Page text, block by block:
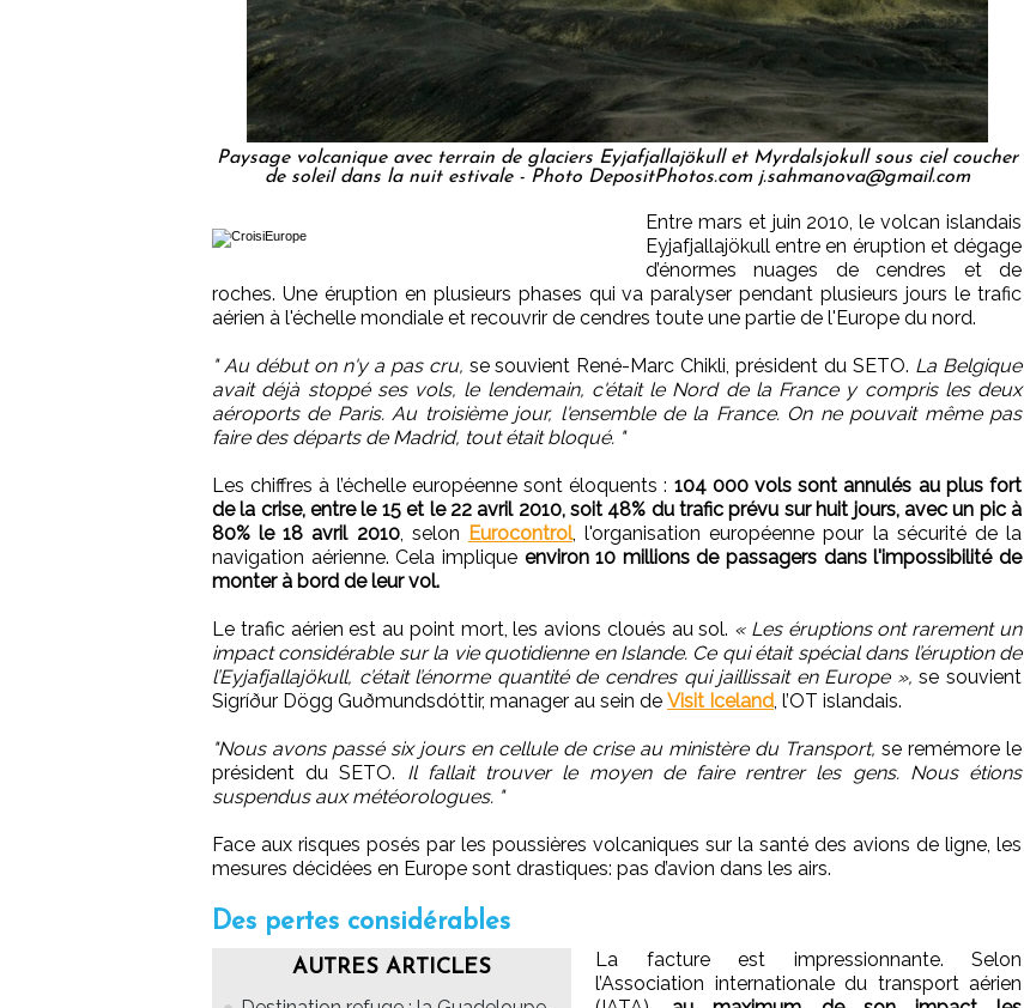
Paysage volcanique avec terrain de glaciers Eyjafjallajökull et Myrdalsjokull sous ciel coucher
de soleil dans la nuit estivale - Photo DepositPhotos.com j.sahmanova@gmail.com
Entre mars et juin 2010, le volcan islandais
Eyjafjallajökull entre en éruption et dégage
d’énormes nuages de cendres et de
roches. Une éruption en plusieurs phases qui va paralyser pendant plusieurs jours le trafic
aérien à l'échelle mondiale et recouvrir de cendres toute une partie de l'Europe du nord.
" Au début on n'y a pas cru, se souvient René-Marc Chikli, président du SETO. La Belgique
avait déjà stoppé ses vols, le lendemain, c'était le Nord de la France y compris les deux
aéroports de Paris. Au troisième jour, l'ensemble de la France. On ne pouvait même pas
faire des départs de Madrid, tout était bloqué. "
Les chiffres à l’échelle européenne sont éloquents : 104 000 vols sont annulés au plus fort
de la crise, entre le 15 et le 22 avril 2010, soit 48% du trafic prévu sur huit jours, avec un pic à
80% le 18 avril 2010, selon Eurocontrol, l'organisation européenne pour la sécurité de la
navigation aérienne. Cela implique environ 10 millions de passagers dans l'impossibilité de
monter à bord de leur vol.
Le trafic aérien est au point mort, les avions cloués au sol. « Les éruptions ont rarement un
impact considérable sur la vie quotidienne en Islande. Ce qui était spécial dans l’éruption de
l’Eyjafjallajökull, c’était l’énorme quantité de cendres qui jaillissait en Europe », se souvient
Sigríður Dögg Guðmundsdóttir, manager au sein de Visit Iceland, l’OT islandais.
"Nous avons passé six jours en cellule de crise au ministère du Transport, se remémore le
président du SETO. Il fallait trouver le moyen de faire rentrer les gens. Nous étions
suspendus aux météorologues. "
Face aux risques posés par les poussières volcaniques sur la santé des avions de ligne, les
mesures décidées en Europe sont drastiques: pas d’avion dans les airs.
Des pertes considérables
AUTRES ARTICLES
La facture est impressionnante. Selon
l’Association internationale du transport aérien